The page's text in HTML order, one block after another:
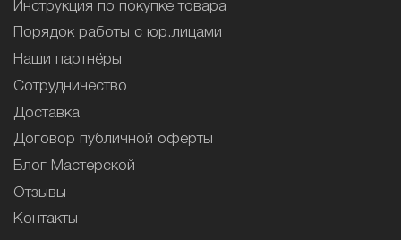
Инструкция по покупке товара
Порядок работы с юр.лицами
Наши партнёры
Сотрудничество
Доставка
Договор публичной оферты
Блог Мастерской
Отзывы
Контакты